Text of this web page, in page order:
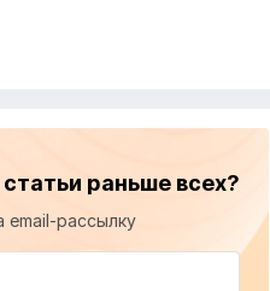
раньше всех?
рассылку